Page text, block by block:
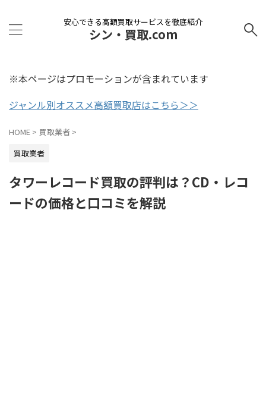
安心できる高額買取サービスを徹底紹介
シン・買取.com
※本ページはプロモーションが含まれています
ジャンル別オススメ高額買取店はこちら＞＞
HOME > 買取業者 >
買取業者
タワーレコード買取の評判は？CD・レコ
ードの価格と口コミを解説